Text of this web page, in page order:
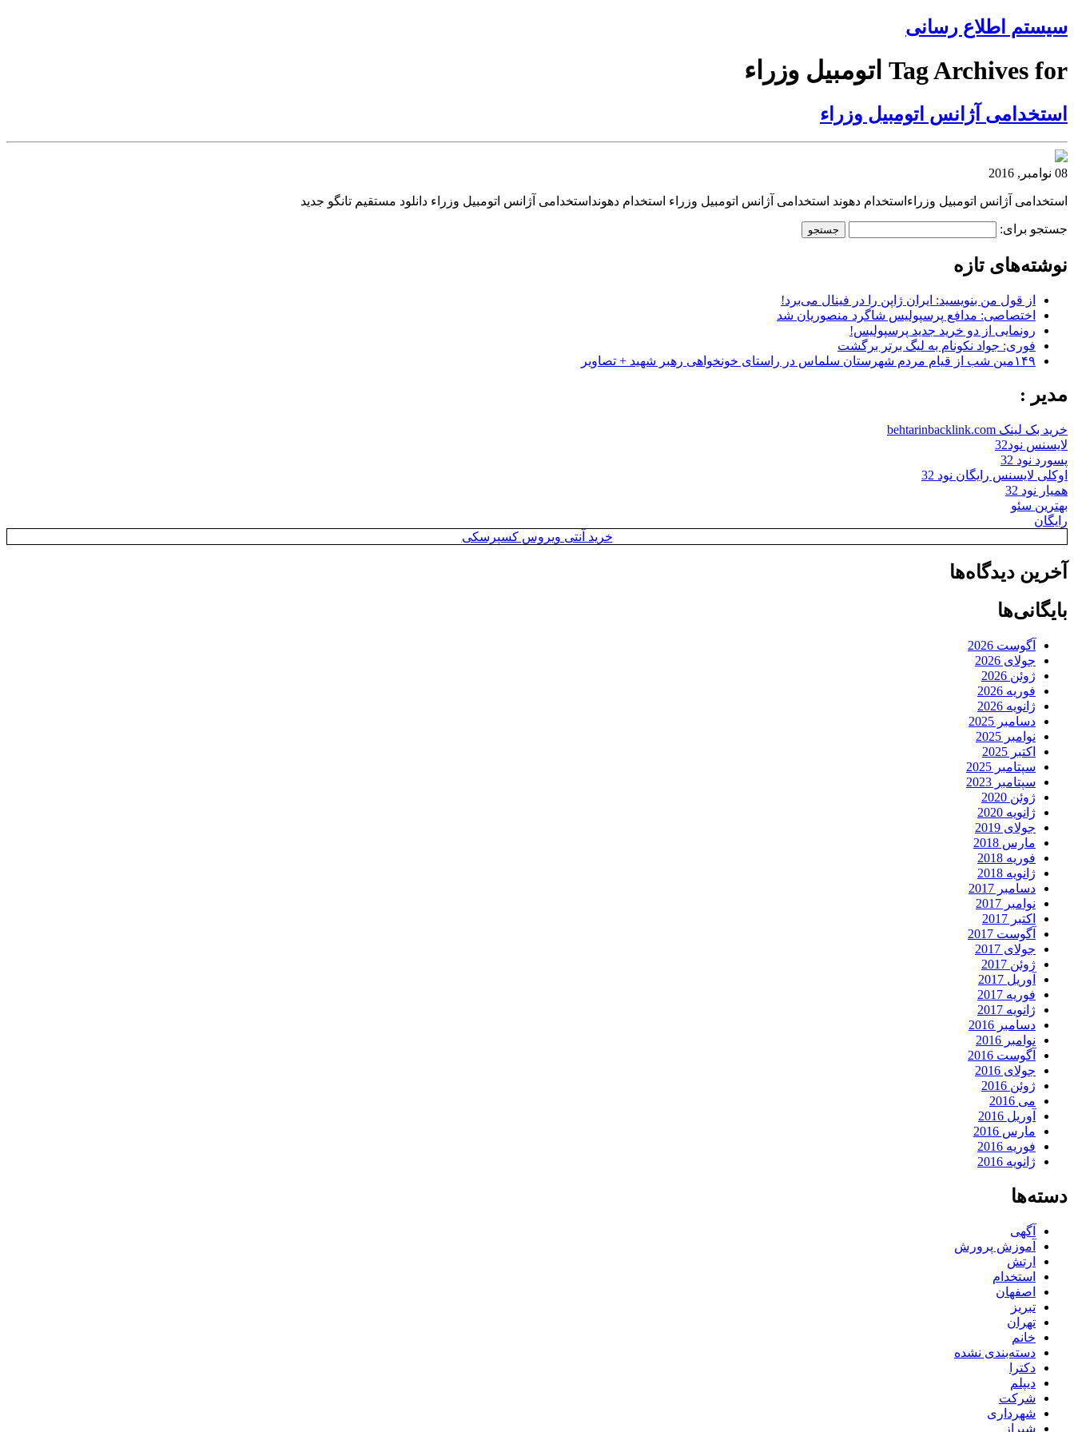
سیستم اطلاع رسانی
Tag Archives for اتومبیل وزراء
استخدامی آژانس اتومبیل وزراء
08 نوامبر, 2016
استخدامی آژانس اتومبیل وزراءاستخدام دهوند استخدامی آژانس اتومبیل وزراء استخدام دهونداستخدامی آژانس اتومبیل وزراء دانلود مستقیم تانگو جدید
جستجو برای:
نوشته‌های تازه
از قول من بنویسید: ایران ژاپن را در فینال می‌برد!
اختصاصی: مدافع پرسپولیس شاگرد منصوریان شد
رونمایی از دو خرید جدید پرسپولیس!
فوری: جواد نکونام به لیگ برتر برگشت
۱۴۹مین شب از قیام مردم شهرستان سلماس در راستای خونخواهی رهبر شهید + تصاویر
مدیر :
خرید بک لینک behtarinbacklink.com
لایسنس نود32
پسورد نود 32
اوکلی لایسنس رایگان نود 32
همیار نود 32
بهترین سئو
رایگان
خرید آنتی ویروس کسپرسکی
آخرین دیدگاه‌ها
بایگانی‌ها
آگوست 2026
جولای 2026
ژوئن 2026
فوریه 2026
ژانویه 2026
دسامبر 2025
نوامبر 2025
اکتبر 2025
سپتامبر 2025
سپتامبر 2023
ژوئن 2020
ژانویه 2020
جولای 2019
مارس 2018
فوریه 2018
ژانویه 2018
دسامبر 2017
نوامبر 2017
اکتبر 2017
آگوست 2017
جولای 2017
ژوئن 2017
آوریل 2017
فوریه 2017
ژانویه 2017
دسامبر 2016
نوامبر 2016
آگوست 2016
جولای 2016
ژوئن 2016
می 2016
آوریل 2016
مارس 2016
فوریه 2016
ژانویه 2016
دسته‌ها
آگهی
آموزش پرورش
ارتش
استخدام
اصفهان
تبریز
تهران
خانم
دسته‌بندی نشده
دکترا
دیپلم
شرکت
شهرداری
شیراز